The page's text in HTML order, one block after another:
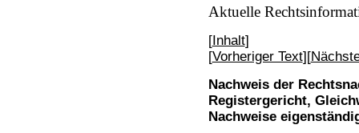
Aktuelle
[Inhalt]
[Vorheriger Text][
Nachweis der
Registergericht,
Nachweise